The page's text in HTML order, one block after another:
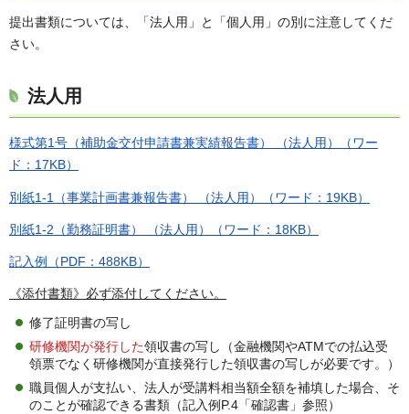
提出書類については、「法人用」と「個人用」の別に注意してくだ
さい。
法人用
様式第1号（補助金交付申請書兼実績報告書） （法人用）（ワー
ド：17KB）
別紙1-1（事業計画書兼報告書） （法人用）（ワード：19KB）
別紙1-2（勤務証明書） （法人用）（ワード：18KB）
記入例（PDF：488KB）
《添付書類》必ず添付してください。
修了証明書の写し
研修機関が発行した領収書の写し（金融機関やATMでの払込受
領票でなく研修機関が直接発行した領収書の写しが必要です。）
職員個人が支払い、法人が受講料相当額全額を補填した場合、そ
のことが確認できる書類（記入例P.4「確認書」参照）